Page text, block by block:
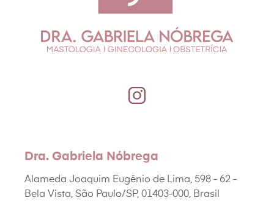
Dra. Gabriela Nóbrega
Alameda Joaquim Eugênio de Lima, 598 - 62 -
Bela Vista, São Paulo/SP, 01403-000, Brasil